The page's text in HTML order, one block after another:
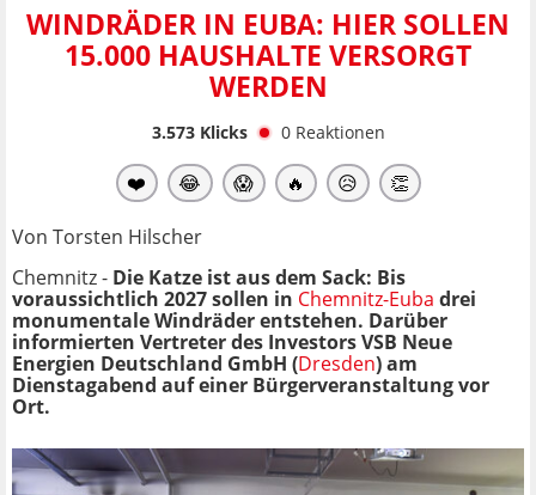
WINDRÄDER IN EUBA: HIER SOLLEN
15.000 HAUSHALTE VERSORGT
WERDEN
3.573Klicks 0 Reaktionen
❤️ 😂 😱 🔥 😥 👏
Von Torsten Hilscher
Chemnitz - Die Katze ist aus dem Sack: Bis
voraussichtlich 2027 sollen in Chemnitz-Euba drei
monumentale Windräder entstehen. Darüber
informierten Vertreter des Investors VSB Neue
Energien Deutschland GmbH (Dresden) am
Dienstagabend auf einer Bürgerveranstaltung vor
Ort.